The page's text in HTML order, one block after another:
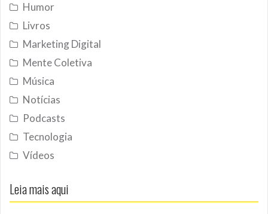
Humor
Livros
Marketing Digital
Mente Coletiva
Música
Notícias
Podcasts
Tecnologia
Vídeos
Leia mais aqui